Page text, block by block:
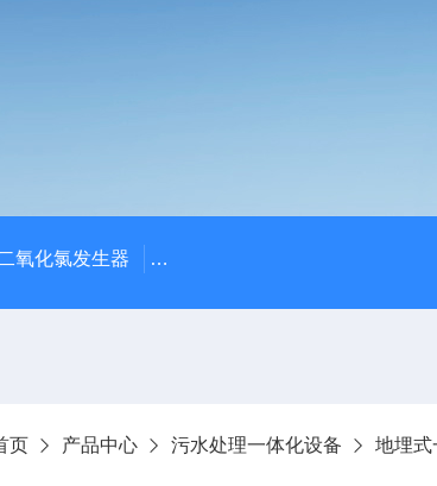
氧化氯发生器 潍坊永兴环保设备公司供应四川
页 产品中心 污水处理一体化设备 地埋式